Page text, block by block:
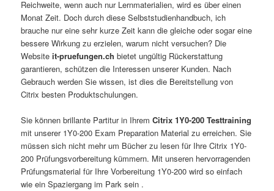
Reichweite, wenn auch nur Lernmaterialien, wird es über einen
Monat Zeit. Doch durch diese Selbststudienhandbuch, ich
brauche nur eine sehr kurze Zeit kann die gleiche oder sogar eine
bessere Wirkung zu erzielen, warum nicht versuchen? Die
Websiteit-pruefungen.ch bietet ungültig Rückerstattung
garantieren, schützen die Interessen unserer Kunden. Nach
Gebrauch werden Sie wissen, ist dies die Bereitstellung von
Citrix besten Produktschulungen.
Sie können brillante Partitur in IhremCitrix 1Y0-200 Testtraining
mit unserer 1Y0-200 Exam Preparation Material zu erreichen. Sie
müssen sich nicht mehr um Bücher zu lesen für Ihre Citrix 1Y0-
200 Prüfungsvorbereitung kümmern. Mit unseren hervorragenden
Prüfungsmaterial für Ihre Vorbereitung 1Y0-200 wird so einfach
wie ein Spaziergang im Park sein .